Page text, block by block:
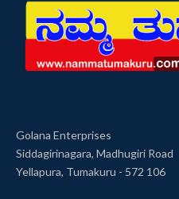
Golana Enterprises
Siddagirinagara, Madhugiri Road
Yellapura, Tumakuru - 572 106